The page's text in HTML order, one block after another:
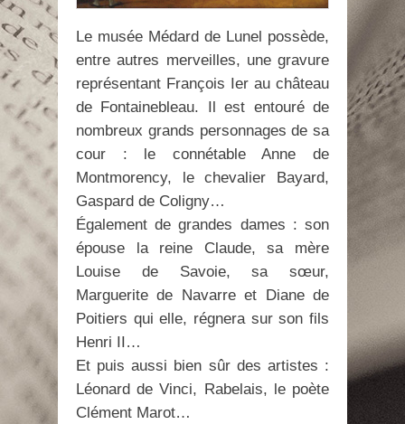
Le musée Médard de Lunel possède,
entre autres merveilles, une gravure
représentant François Ier au château
de Fontainebleau. Il est entouré de
nombreux grands personnages de sa
cour : le connétable Anne de
Montmorency, le chevalier Bayard,
Gaspard de Coligny…
Également de grandes dames : son
épouse la reine Claude, sa mère
Louise de Savoie, sa sœur,
Marguerite de Navarre et Diane de
Poitiers qui elle, régnera sur son fils
Henri II…
Et puis aussi bien sûr des artistes :
Léonard de Vinci, Rabelais, le poète
Clément Marot…